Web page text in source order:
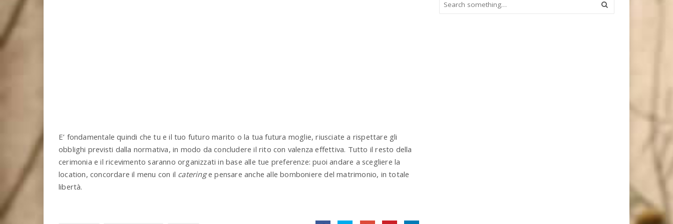
E’ fondamentale quindi che tu e il tuo futuro marito o la tua futura moglie, riusciate a rispettare gli
obblighi previsti dalla normativa, in modo da concludere il rito con valenza effettiva. Tutto il resto della
cerimonia e il ricevimento saranno organizzati in base alle tue preferenze: puoi andare a scegliere la
location, concordare il menu con il cateringe pensare anche alle bomboniere del matrimonio, in totale
libertà.